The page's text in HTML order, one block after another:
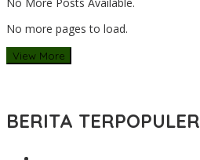
No more pages to load.
View More
BERITA TERPOPULER